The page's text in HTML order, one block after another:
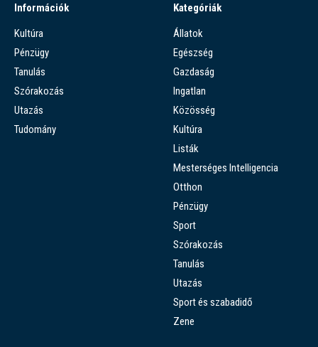
Információk
Kultúra
Pénzügy
Tanulás
Szórakozás
Utazás
Tudomány
Kategóriák
Állatok
Egészség
Gazdaság
Ingatlan
Közösség
Kultúra
Listák
Mesterséges Intelligencia
Otthon
Pénzügy
Sport
Szórakozás
Tanulás
Utazás
Sport és szabadidő
Zene